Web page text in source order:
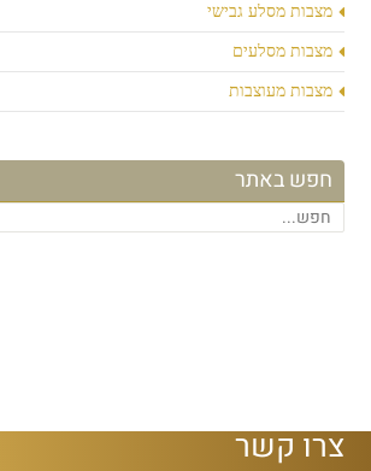
מצבות מסלע גבישי
מצבות מסלעים
מצבות מעוצבות
חפש באתר
צרו קשר